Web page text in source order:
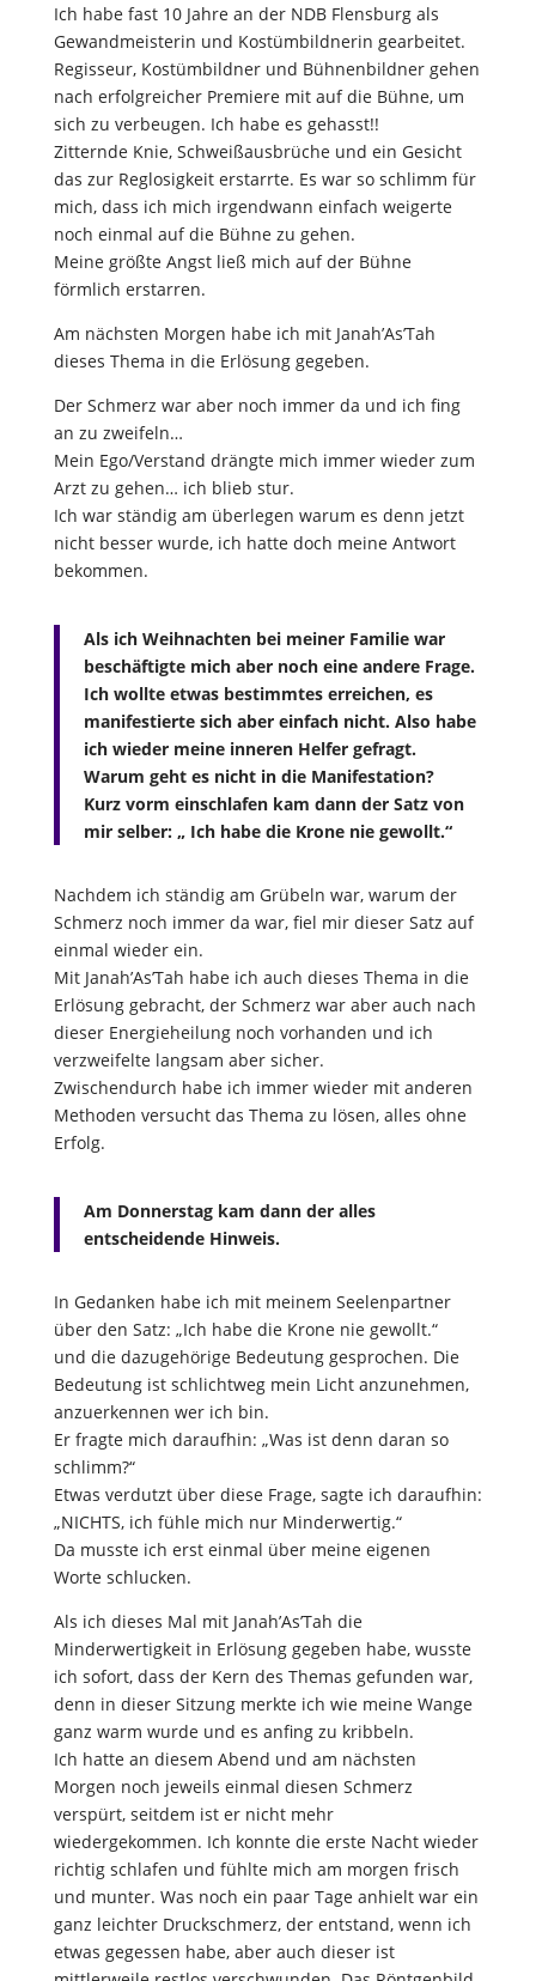
Ich habe fast 10 Jahre an der NDB Flensburg als
Gewandmeisterin und Kostümbildnerin gearbeitet.
Regisseur, Kostümbildner und Bühnenbildner gehen
nach erfolgreicher Premiere mit auf die Bühne, um
sich zu verbeugen. Ich habe es gehasst!!
Zitternde Knie, Schweißausbrüche und ein Gesicht
das zur Reglosigkeit erstarrte. Es war so schlimm für
mich, dass ich mich irgendwann einfach weigerte
noch einmal auf die Bühne zu gehen.
Meine größte Angst ließ mich auf der Bühne
förmlich erstarren.
Am nächsten Morgen habe ich mit Janah’As’Tah
dieses Thema in die Erlösung gegeben.
Der Schmerz war aber noch immer da und ich fing
an zu zweifeln…
Mein Ego/Verstand drängte mich immer wieder zum
Arzt zu gehen… ich blieb stur.
Ich war ständig am überlegen warum es denn jetzt
nicht besser wurde, ich hatte doch meine Antwort
bekommen.
Als ich Weihnachten bei meiner Familie war
beschäftigte mich aber noch eine andere Frage.
Ich wollte etwas bestimmtes erreichen, es
manifestierte sich aber einfach nicht. Also habe
ich wieder meine inneren Helfer gefragt.
Warum geht es nicht in die Manifestation?
Kurz vorm einschlafen kam dann der Satz von
mir selber: „ Ich habe die Krone nie gewollt.“
Nachdem ich ständig am Grübeln war, warum der
Schmerz noch immer da war, fiel mir dieser Satz auf
einmal wieder ein.
Mit Janah’As’Tah habe ich auch dieses Thema in die
Erlösung gebracht, der Schmerz war aber auch nach
dieser Energieheilung noch vorhanden und ich
verzweifelte langsam aber sicher.
Zwischendurch habe ich immer wieder mit anderen
Methoden versucht das Thema zu lösen, alles ohne
Erfolg.
Am Donnerstag kam dann der alles
entscheidende Hinweis.
In Gedanken habe ich mit meinem Seelenpartner
über den Satz: „Ich habe die Krone nie gewollt.“
und die dazugehörige Bedeutung gesprochen. Die
Bedeutung ist schlichtweg mein Licht anzunehmen,
anzuerkennen wer ich bin.
Er fragte mich daraufhin: „Was ist denn daran so
schlimm?“
Etwas verdutzt über diese Frage, sagte ich daraufhin:
„NICHTS, ich fühle mich nur Minderwertig.“
Da musste ich erst einmal über meine eigenen
Worte schlucken.
Als ich dieses Mal mit Janah’As’Tah die
Minderwertigkeit in Erlösung gegeben habe, wusste
ich sofort, dass der Kern des Themas gefunden war,
denn in dieser Sitzung merkte ich wie meine Wange
ganz warm wurde und es anfing zu kribbeln.
Ich hatte an diesem Abend und am nächsten
Morgen noch jeweils einmal diesen Schmerz
verspürt, seitdem ist er nicht mehr
wiedergekommen. Ich konnte die erste Nacht wieder
richtig schlafen und fühlte mich am morgen frisch
und munter. Was noch ein paar Tage anhielt war ein
ganz leichter Druckschmerz, der entstand, wenn ich
etwas gegessen habe, aber auch dieser ist